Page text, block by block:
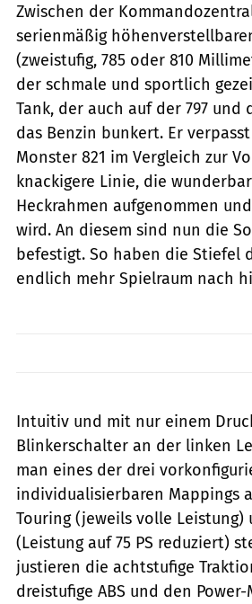
Zwischen der
serienmäßig
(zweistufig, 785 oder 810
der schmale und sportlich
Tank, der auch auf der 797 und
das Benzin bunkert. Er
Monster 821 im Vergleich zur
knackigere Linie, die
Heckrahmen aufgenommen
wird. An diesem sind nun die
befestigt. So haben die Stiefel
endlich mehr Spielraum nach
Intuitiv und mit nur einem
Blinkerschalter an der linken
man eines der drei
individualisierbaren Mappings
Touring (jeweils volle Leistung)
(Leistung auf 75 PS reduziert)
justieren die achtstufige
dreistufige ABS und den